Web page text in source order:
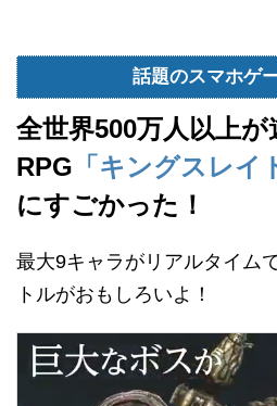
話題のスマホゲ
全世界500万人以上
RPG 「キングスレイ
にすごかった！
最大9キャラがリアルタイム
トルがおもしろいよ！